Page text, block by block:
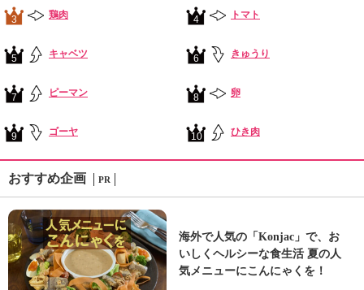
3 鶏肉 4 トマト
5 キャベツ 6 きゅうり
7 ピーマン 8 卵
9 ゴーヤ 10 ひき肉
おすすめ企画 PR
海外で人気の「Konjac」で、お
いしくヘルシーな食生活 夏の人
気メニューにこんにゃくを！